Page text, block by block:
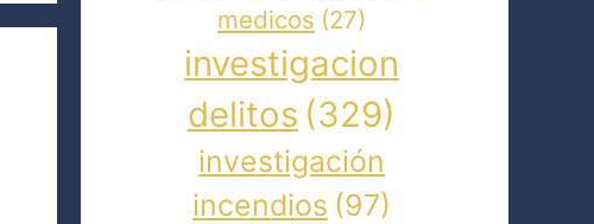
medicos (27)
investigacion
delitos (329)
investigación
incendios (97)